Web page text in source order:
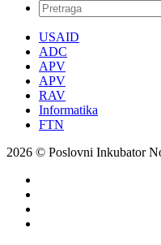
USAID
ADC
APV
APV
RAV
Informatika
FTN
2026 © Poslovni Inkubator